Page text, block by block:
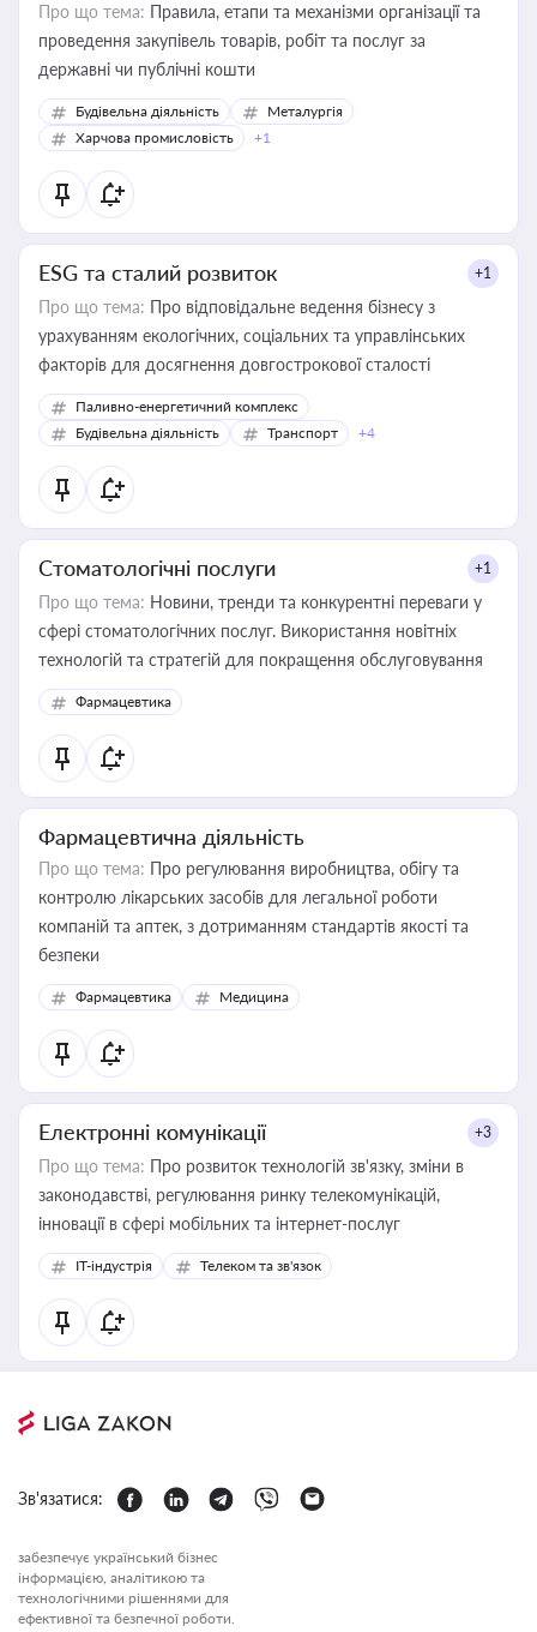
Про що тема: Правила, етапи та механізми організації та
проведення закупівель товарів, робіт та послуг за
державні чи публічні кошти
Будівельна діяльність
Металургія
Харчова промисловість
+1
ESG та сталий розвиток +1
Про що тема: Про відповідальне ведення бізнесу з
урахуванням екологічних, соціальних та управлінських
факторів для досягнення довгострокової сталості
Паливно-енергетичний комплекс
Будівельна діяльність
Транспорт +4
Стоматологічні послуги +1
Про що тема: Новини, тренди та конкурентні переваги у
сфері стоматологічних послуг. Використання новітніх
технологій та стратегій для покращення обслуговування
Фармацевтика
Фармацевтична діяльність
Про що тема: Про регулювання виробництва, обігу та
контролю лікарських засобів для легальної роботи
компаній та аптек, з дотриманням стандартів якості та
безпеки
Фармацевтика Медицина
Електронні комунікації +3
Про що тема: Про розвиток технологій зв'язку, зміни в
законодавстві, регулювання ринку телекомунікацій,
інновації в сфері мобільних та інтернет-послуг
IT-індустрія Телеком та зв'язок
Зв'язатися:
забезпечує український бізнес
інформацією, аналітикою та
технологічними рішеннями для
ефективної та безпечної роботи.